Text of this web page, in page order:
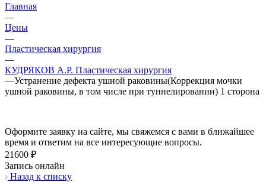
Главная
—
Цены
—
Пластическая хирургия
—
КУДРЯКОВ А.Р. Пластическая хирургия
—Устранение дефекта ушной раковины(Коррекция мочки
ушной раковины, в том числе при туннелировании) 1 сторона
Оформите заявку на сайте, мы свяжемся с вами в ближайшее
время и ответим на все интересующие вопросы.
21600 ₽
Запись онлайн
Назад к списку